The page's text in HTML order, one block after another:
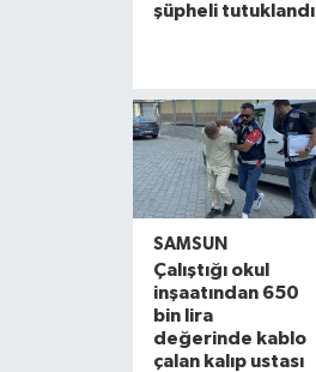
şüpheli tutuklandı
SAMSUN
Çalıştığı okul
inşaatından 650
bin lira
değerinde kablo
çalan kalıp ustası